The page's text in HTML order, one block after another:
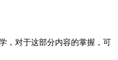
，对于这部分内容的掌握，可